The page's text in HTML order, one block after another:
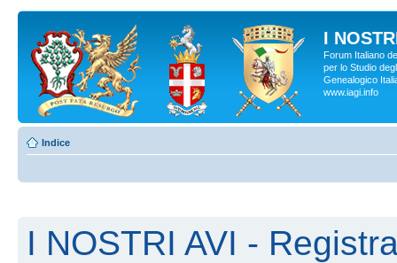
I
Forum Italiano
per lo Studio
Genealogico
www.iagi.info
Indice
I NOSTRI AVI -